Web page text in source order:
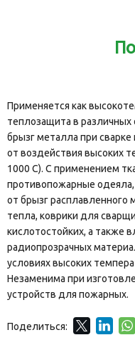
Применяется как
теплозащита в различных
брызг металла при
от воздействия высоких
1000 С). С применением
противопожарные
от брызг расплавленного
тепла, коврики для
кислотостойких, а также
радиопрозрачных
условиях высоких
Незаменима при
устройств для пожарных.
Поделиться: